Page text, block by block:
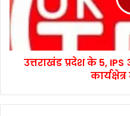
उत्तराखंड प्रदेश के 5,